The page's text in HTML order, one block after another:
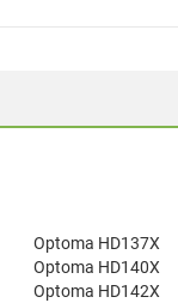
Optoma HD137X
Optoma HD140X
Optoma HD142X